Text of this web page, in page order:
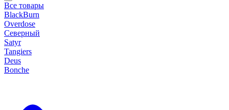
Все товары
BlackBurn
Overdose
Северный
Satyr
Tangiers
Deus
Bonche